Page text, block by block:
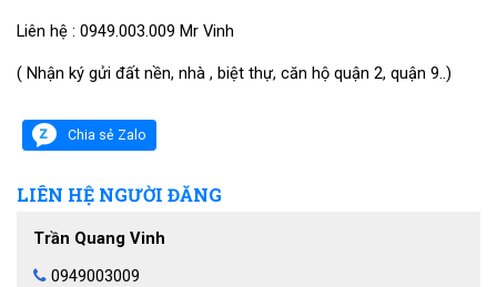
Liên hệ : 0949.003.009 Mr Vinh
( Nhận ký gửi đất nền, nhà , biệt thự, căn hộ quận 2, quận 9..)
Chia sẻ Zalo
LIÊN HỆ NGƯỜI ĐĂNG
Trần Quang Vinh
0949003009